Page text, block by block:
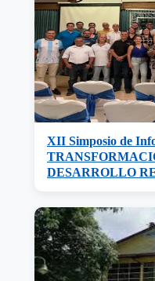
XII Simposio de
DESARROLLO